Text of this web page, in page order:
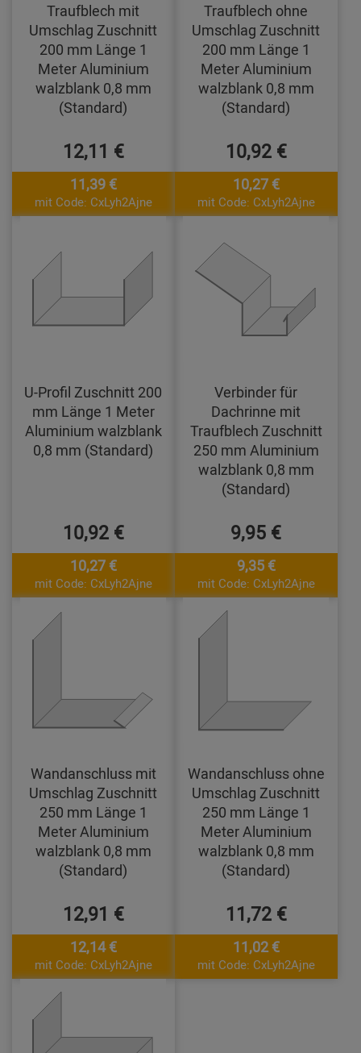
Traufblech mit
Umschlag Zuschnitt
200 mm Länge 1
Meter Aluminium
walzblank 0,8 mm
(Standard)
12,11 €
11,39 €
mit Code: CxLyh2Ajne
Traufblech ohne
Umschlag Zuschnitt
200 mm Länge 1
Meter Aluminium
walzblank 0,8 mm
(Standard)
10,92 €
10,27 €
mit Code: CxLyh2Ajne
U-Profil Zuschnitt 200
mm Länge 1 Meter
Aluminium walzblank
0,8 mm (Standard)
10,92 €
10,27 €
mit Code: CxLyh2Ajne
Verbinder für
Dachrinne mit
Traufblech Zuschnitt
250 mm Aluminium
walzblank 0,8 mm
(Standard)
9,95 €
9,35 €
mit Code: CxLyh2Ajne
Wandanschluss mit
Umschlag Zuschnitt
250 mm Länge 1
Meter Aluminium
walzblank 0,8 mm
(Standard)
12,91 €
12,14 €
mit Code: CxLyh2Ajne
Wandanschluss ohne
Umschlag Zuschnitt
250 mm Länge 1
Meter Aluminium
walzblank 0,8 mm
(Standard)
11,72 €
11,02 €
mit Code: CxLyh2Ajne